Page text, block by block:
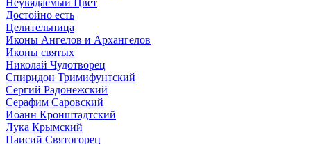
Неувядаемый Цвет
Достойно есть
Целительница
Иконы Ангелов и Архангелов
Иконы святых
Николай Чудотворец
Спиридон Тримифунтский
Сергий Радонежский
Серафим Саровский
Иоанн Кронштадтский
Лука Крымский
Паисий Святогорец